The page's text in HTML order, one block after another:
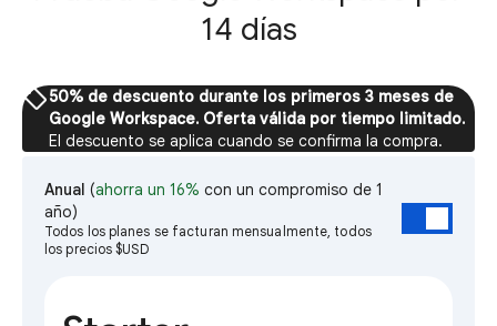
14 días
sell50% de descuento durante los primeros 3 meses de
Google Workspace. Oferta válida por tiempo limitado.
El descuento se aplica cuando se confirma la compra.
Anual (ahorra un 16% con un compromiso de 1
año)
Todos los planes se facturan mensualmente, todos
los precios $USD